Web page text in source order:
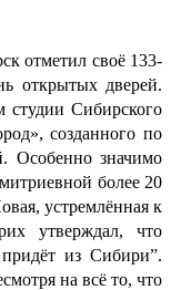
отметил своё 133-
открытых дверей.
студии Сибирского
созданного по
Особенно значимо
более 20
устремлённая к
утверждал, что
из Сибири”.
на всё то, что